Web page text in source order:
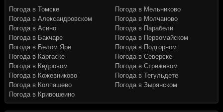
Погода в Томске
Погода в Александровском
Погода в Асино
Погода в Бакчаре
Погода в Белом Яре
Погода в Каргаске
Погода в Кедровом
Погода в Кожевниково
Погода в Колпашево
Погода в Кривошеино
Погода в Мельниково
Погода в Молчаново
Погода в Парабели
Погода в Первомайском
Погода в Подгорном
Погода в Северске
Погода в Стрежевом
Погода в Тегульдете
Погода в Зырянском